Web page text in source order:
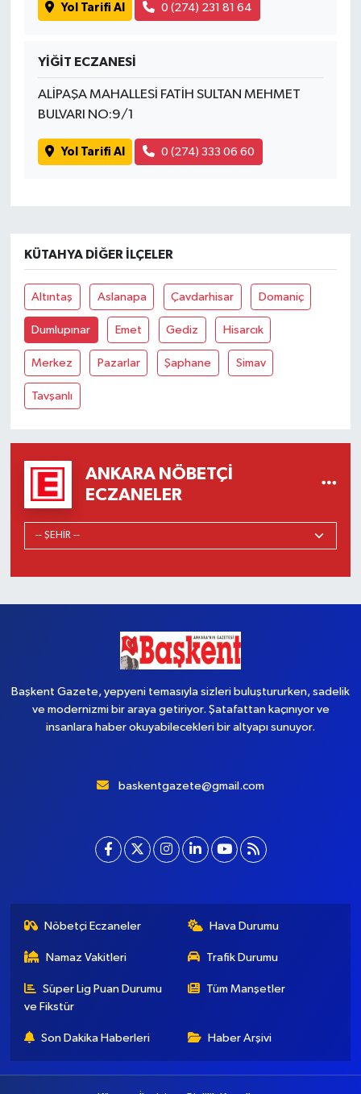
Yol Tarifi Al 0 (274) 231 81 64
YİĞİT ECZANESİ
ALİPAŞA MAHALLESİ FATİH SULTAN MEHMET
BULVARI NO:9/1
Yol Tarifi Al 0 (274) 333 06 60
KÜTAHYA DIĞER İLÇELER
Altıntaş Aslanapa Çavdarhisar Domaniç
Dumlupınar Emet Gediz Hisarcık
Merkez Pazarlar Şaphane Simav
Tavşanlı
ANKARA NÖBETÇI
ECZANELER
Başkent Gazete, yepyeni temasıyla sizleri buluştururken, sadelik
ve modernizmi bir araya getiriyor. Şatafattan kaçınıyor ve
insanlara haber okuyabilecekleri bir altyapı sunuyor.
baskentgazete@gmail.com
Nöbetçi Eczaneler Hava Durumu
Namaz Vakitleri Trafik Durumu
Süper Lig Puan Durumu
ve Fikstür
Tüm Manşetler
Son Dakika Haberleri Haber Arşivi